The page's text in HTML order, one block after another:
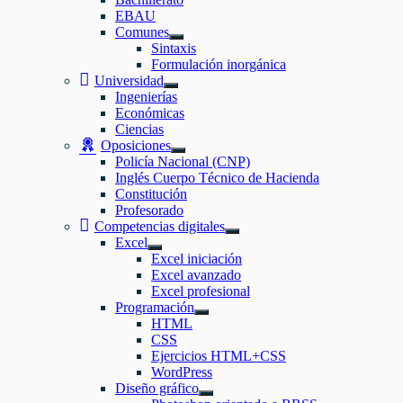
EBAU
Comunes
Mostrar
el
submenú
Sintaxis
Formulación inorgánica
Universidad
Mostrar
el
submenú
Ingenierías
Económicas
Ciencias
Oposiciones
Mostrar
el
submenú
Policía Nacional (CNP)
Inglés Cuerpo Técnico de Hacienda
Constitución
Profesorado
Competencias digitales
Mostrar
el
submenú
Excel
Mostrar
el
submenú
Excel iniciación
Excel avanzado
Excel profesional
Programación
Mostrar
HTML
CSS
Ejercicios HTML+CSS
WordPress
Diseño gráfico
Mostrar